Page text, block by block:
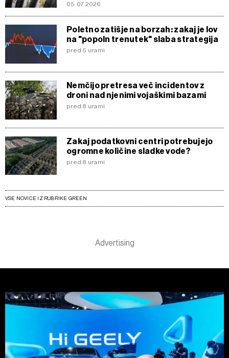
05.07.2026
Poletno zatišje na borzah: zakaj je lov
na "popoln trenutek" slaba strategija
pred 5 urami
Nemčijo pretresa več incidentov z
droni nad njenimi vojaškimi bazami
pred 8 urami
Zakaj podatkovni centri potrebujejo
ogromne količine sladke vode?
pred 8 urami
VSE NOVICE IZ RUBRIKE GREEN